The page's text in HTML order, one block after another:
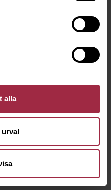
alla
urval